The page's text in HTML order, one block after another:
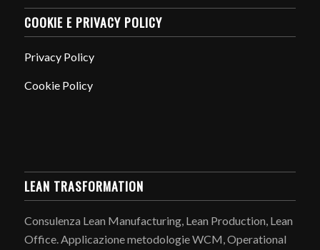
COOKIE E PRIVACY POLICY
Privacy Policy
Cookie Policy
LEAN TRASFORMATION
Consulenza Lean Manufacturing, Lean Production, Lean
Office. Applicazione metodologie WCM, Operational